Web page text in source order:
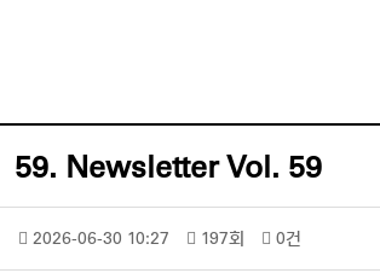
59. Newsletter Vol. 59
2026-06-30 10:27 197회 0건